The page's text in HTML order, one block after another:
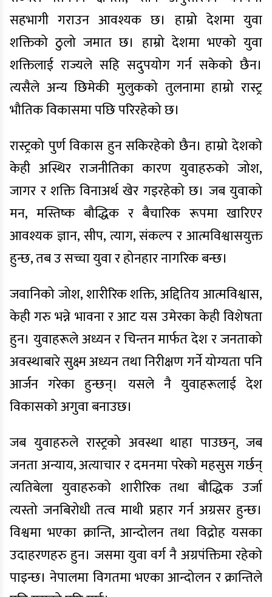
सहभागी गराउन आवश्यक छ। हाम्रो देशमा युवा
शक्तिको ठुलो जमात छ। हाम्रो देशमा भएको युवा
शक्तिलाई राज्यले सहि सदुपयोग गर्न सकेको छैन।
त्यसैले अन्य छिमेकी मुलुकको तुलनामा हाम्रो रास्ट्र
भौतिक विकासमा पछि परिरहेको छ।
रास्ट्रको पुर्ण विकास हुन सकिरहेको छैन। हाम्रो देशको
केही अस्थिर राजनीतिका कारण युवाहरुको जोश,
जागर र शक्ति विनाअर्थ खेर गइरहेको छ। जब युवाको
मन, मस्तिष्क बौद्धिक र बैचारिक रूपमा खारिएर
आवश्यक ज्ञान, सीप, त्याग, संकल्प र आत्मविश्वासयुक्त
हुन्छ, तब उ सच्चा युवा र होनहार नागरिक बन्छ।
जवानिको जोश, शारीरिक शक्ति, अद्दितिय आत्मविश्वास,
केही गरु भन्ने भावना र आट यस उमेरका केही विशेषता
हुन। युवाहरूले अध्यन र चिन्तन मार्फत देश र जनताको
अवस्थाबारे सुक्ष्म अध्यन तथा निरीक्षण गर्ने योग्यता पनि
आर्जन गरेका हुन्छन्। यसले नै युवाहरूलाई देश
विकासको अगुवा बनाउछ।
जब युवाहरुले रास्ट्रको अवस्था थाहा पाउछन्, जब
जनता अन्याय, अत्याचार र दमनमा परेको महसुस गर्छन्
त्यतिबेला युवाहरुको शारीरिक तथा बौद्धिक उर्जा
त्यस्तो जनबिरोधी तत्व माथी प्रहार गर्न अग्रसर हुन्छ।
विश्वमा भएका क्रान्ति, आन्दोलन तथा विद्रोह यसका
उदाहरणहरु हुन। जसमा युवा वर्ग नै अग्रपंक्तिमा रहेको
पाइन्छ। नेपालमा विगतमा भएका आन्दोलन र क्रान्तिले